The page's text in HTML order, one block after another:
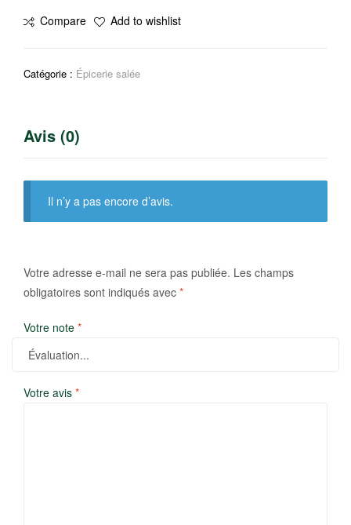
en Compare Add to wishlist
Catégorie : Épicerie salée
Avis (0)
Il n’y a pas encore d’avis.
Votre adresse e-mail ne sera pas publiée. Les champs
obligatoires sont indiqués avec *
Votre note *
Votre avis *